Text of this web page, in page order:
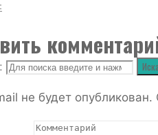
не будет опубликован.